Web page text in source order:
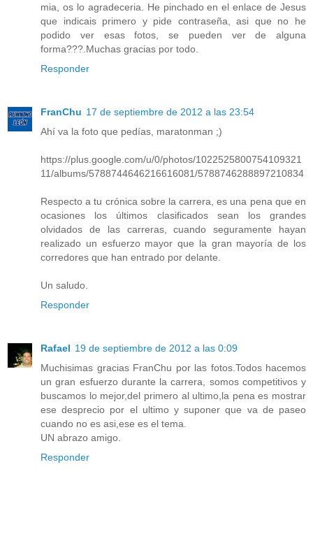
mia, os lo agradeceria. He pinchado en el enlace de Jesus
que indicais primero y pide contraseña, asi que no he
podido ver esas fotos, se pueden ver de alguna
forma???.Muchas gracias por todo.
Responder
FranChu 17 de septiembre de 2012 a las 23:54
Ahí va la foto que pedías, maratonman ;)
https://plus.google.com/u/0/photos/1022525800754109321
11/albums/5788744646216616081/5788746288897210834
Respecto a tu crónica sobre la carrera, es una pena que en
ocasiones los últimos clasificados sean los grandes
olvidados de las carreras, cuando seguramente hayan
realizado un esfuerzo mayor que la gran mayoría de los
corredores que han entrado por delante.
Un saludo.
Responder
Rafael 19 de septiembre de 2012 a las 0:09
Muchisimas gracias FranChu por las fotos.Todos hacemos
un gran esfuerzo durante la carrera, somos competitivos y
buscamos lo mejor,del primero al ultimo,la pena es mostrar
ese desprecio por el ultimo y suponer que va de paseo
cuando no es asi,ese es el tema.
UN abrazo amigo.
Responder